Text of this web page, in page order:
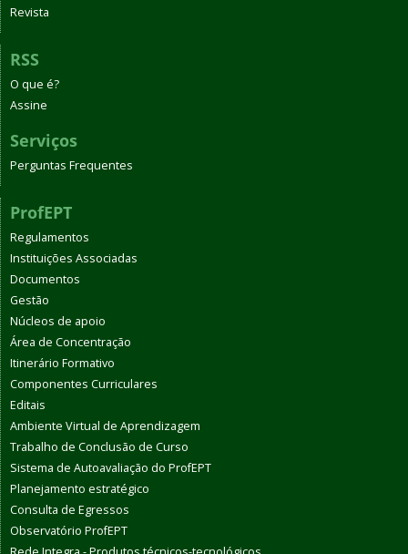
Revista
RSS
O que é?
Assine
Serviços
Perguntas Frequentes
ProfEPT
Regulamentos
Instituições Associadas
Documentos
Gestão
Núcleos de apoio
Área de Concentração
Itinerário Formativo
Componentes Curriculares
Editais
Ambiente Virtual de Aprendizagem
Trabalho de Conclusão de Curso
Sistema de Autoavaliação do ProfEPT
Planejamento estratégico
Consulta de Egressos
Observatório ProfEPT